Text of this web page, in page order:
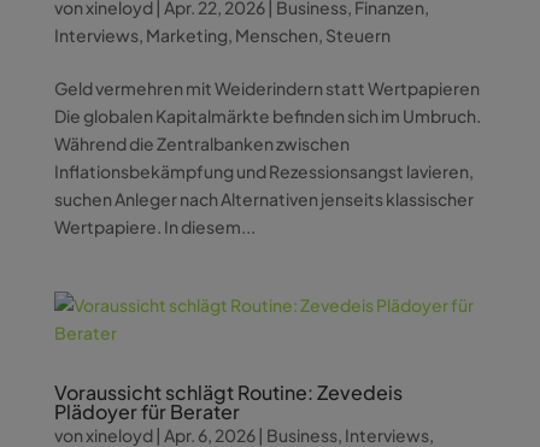
vonxineloyd| Apr. 22, 2026| Business, Finanzen,
Interviews, Marketing, Menschen, Steuern
Geld vermehren mit Weiderindern statt Wertpapieren
Die globalen Kapitalmärkte befinden sich im Umbruch.
Während die Zentralbanken zwischen
Inflationsbekämpfung und Rezessionsangst lavieren,
suchen Anleger nach Alternativen jenseits klassischer
Wertpapiere. In diesem...
Voraussicht schlägt Routine: Zevedeis
Plädoyer für Berater
vonxineloyd| Apr. 6, 2026| Business, Interviews,